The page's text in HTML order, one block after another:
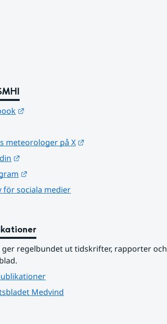
meteorologer på X
för sociala medier
ger regelbundet ut tidskrifter, rapporter och
Medvind